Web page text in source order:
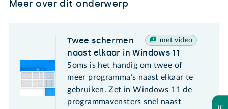
Meer over dit onderwerp
met video
Twee schermen
naast elkaar in Windows 11
Soms is het handig om twee of
meer programma’s naast elkaar te
gebruiken. Zet in Windows 11 de
programmavensters snel naast